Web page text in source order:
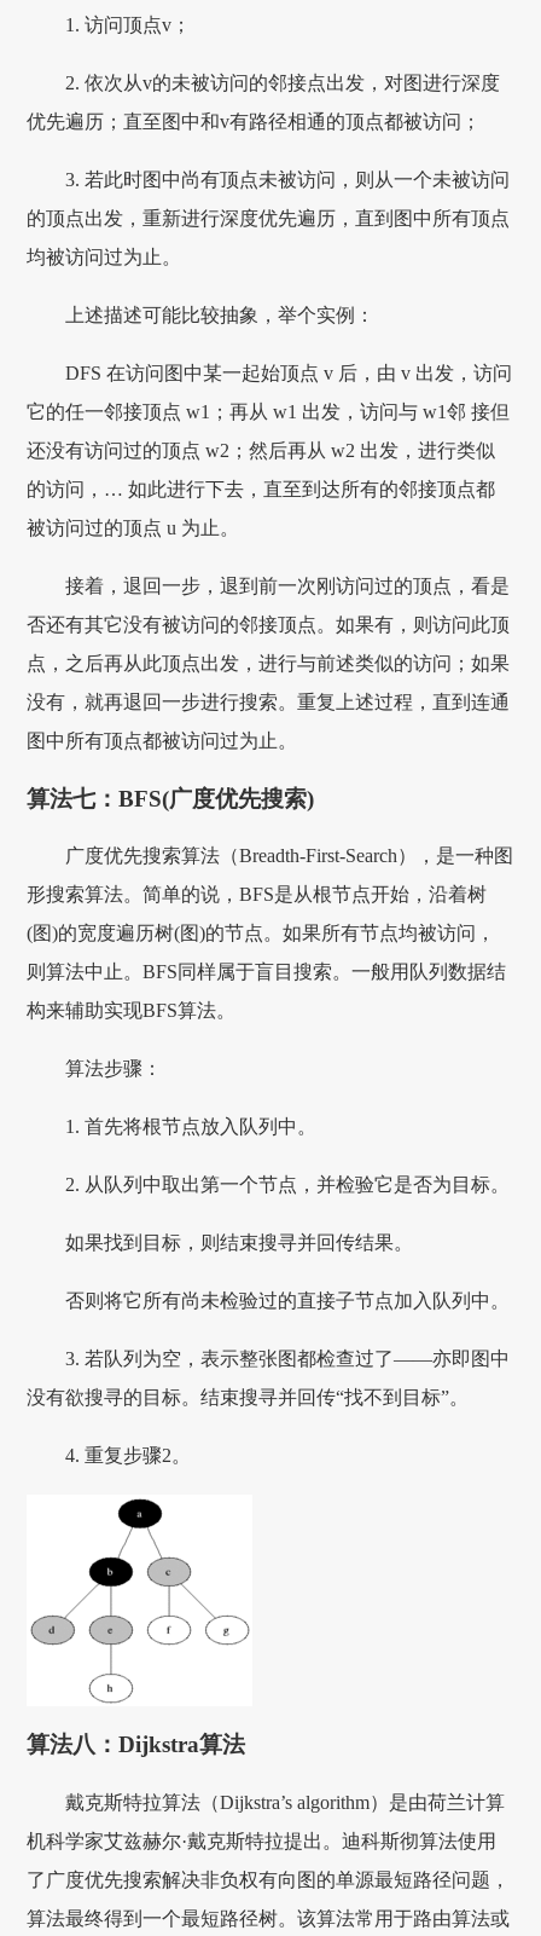
1. 访问顶点v；
2. 依次从v的未被访问的邻接点出发，对图进行深度
优先遍历；直至图中和v有路径相通的顶点都被访问；
3. 若此时图中尚有顶点未被访问，则从一个未被访问
的顶点出发，重新进行深度优先遍历，直到图中所有顶点
均被访问过为止。
上述描述可能比较抽象，举个实例：
DFS 在访问图中某一起始顶点 v 后，由 v 出发，访问
它的任一邻接顶点 w1；再从 w1 出发，访问与 w1邻 接但
还没有访问过的顶点 w2；然后再从 w2 出发，进行类似
的访问，… 如此进行下去，直至到达所有的邻接顶点都
被访问过的顶点 u 为止。
接着，退回一步，退到前一次刚访问过的顶点，看是
否还有其它没有被访问的邻接顶点。如果有，则访问此顶
点，之后再从此顶点出发，进行与前述类似的访问；如果
没有，就再退回一步进行搜索。重复上述过程，直到连通
图中所有顶点都被访问过为止。
算法七：BFS(广度优先搜索)
广度优先搜索算法（Breadth-First-Search），是一种图
形搜索算法。简单的说，BFS是从根节点开始，沿着树
(图)的宽度遍历树(图)的节点。如果所有节点均被访问，
则算法中止。BFS同样属于盲目搜索。一般用队列数据结
构来辅助实现BFS算法。
算法步骤：
1. 首先将根节点放入队列中。
2. 从队列中取出第一个节点，并检验它是否为目标。
如果找到目标，则结束搜寻并回传结果。
否则将它所有尚未检验过的直接子节点加入队列中。
3. 若队列为空，表示整张图都检查过了——亦即图中
没有欲搜寻的目标。结束搜寻并回传“找不到目标”。
4. 重复步骤2。
算法八：Dijkstra算法
戴克斯特拉算法（Dijkstra’s algorithm）是由荷兰计算
机科学家艾兹赫尔·戴克斯特拉提出。迪科斯彻算法使用
了广度优先搜索解决非负权有向图的单源最短路径问题，
算法最终得到一个最短路径树。该算法常用于路由算法或